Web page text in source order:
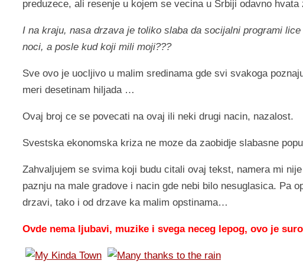
preduzece, ali resenje u kojem se vecina u Srbiji odavno hvata
I na kraju, nasa drzava je toliko slaba da socijalni programi
noci, a posle kud koji mili moji???
Sve ovo je uocljivo u malim sredinama gde svi svakoga
meri desetinam hiljada …
Ovaj broj ce se povecati na ovaj ili neki drugi nacin, nazalost.
Svestska ekonomska kriza ne moze da zaobidje slabasne
Zahvaljujem se svima koji budu citali ovaj tekst, namera mi
paznju na male gradove i nacin gde nebi bilo nesuglasica. Pa
drzavi, tako i od drzave ka malim opstinama…
Ovde nema ljubavi, muzike i svega neceg lepog, ovo je